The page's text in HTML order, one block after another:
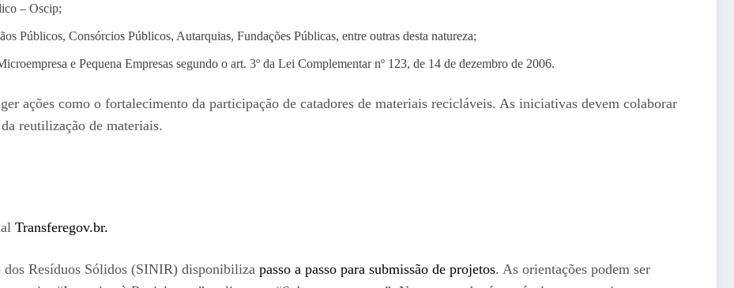
– Oscip;
Públicos, Consórcios Públicos, Autarquias, Fundações Públicas, entre outras desta natureza;
e Pequena Empresas segundo o art. 3º da Lei Complementar nº 123, de 14 de dezembro de 2006.
ações como o fortalecimento da participação de catadores de materiais recicláveis. As iniciativas devem colaborar
reutilização de materiais.
Transferegov.br.
dos Resíduos Sólidos (SINIR) disponibiliza passo a passo para submissão de projetos. As orientações podem ser